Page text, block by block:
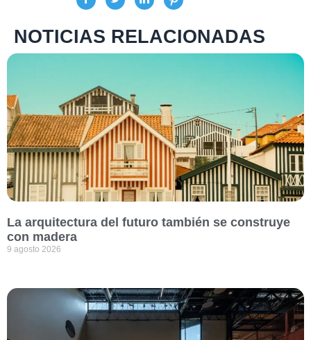
NOTICIAS RELACIONADAS
La arquitectura del futuro también se construye
con madera
9 agosto 2026